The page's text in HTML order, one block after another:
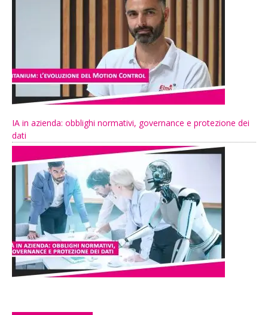
IA in azienda: obblighi normativi, governance e protezione dei
dati